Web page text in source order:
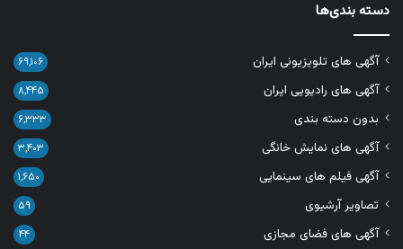
دسته بندی‌ها
آگهی های تلویزیونی ایران ۶۹,۱۰۶
آگهی های رادیویی ایران ۸,۴۴۵
بدون دسته بندی ۶,۳۳۳
آگهی های نمایش خانگی ۳,۴۰۳
آگهی فیلم های سینمایی ۱,۶۵۰
تصاویر آرشیوی ۵۹
آگهی های فضای مجازی ۴۴